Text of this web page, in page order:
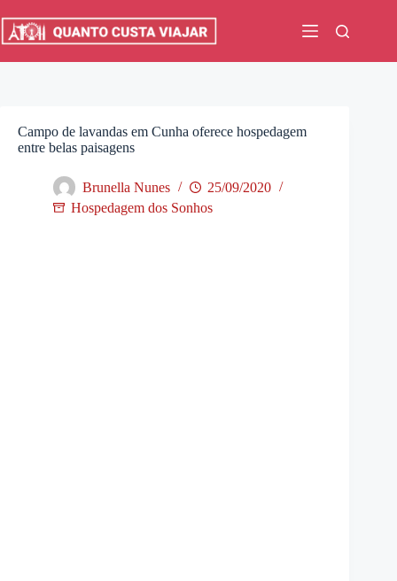
para
Campo de lavandas em Cunha oferece hospedagem
entre belas paisagens
Brunella Nunes
25/09/2020
Hospedagem dos Sonhos